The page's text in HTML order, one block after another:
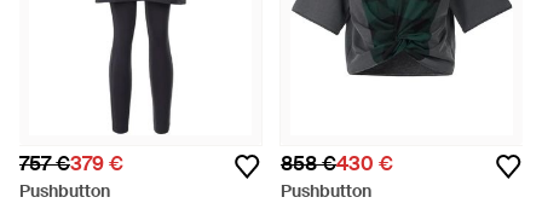
757 €379 €
Pushbutton
858 €430 €
Pushbutton